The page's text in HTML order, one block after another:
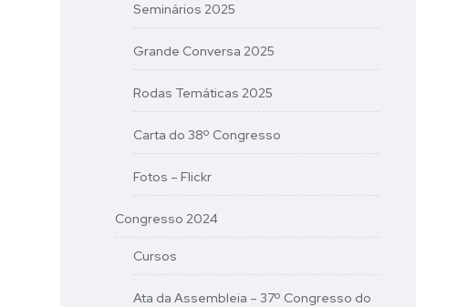
Seminários 2025
Grande Conversa 2025
Rodas Temáticas 2025
Carta do 38º Congresso
Fotos – Flickr
Congresso 2024
Cursos
Ata da Assembleia – 37º Congresso do